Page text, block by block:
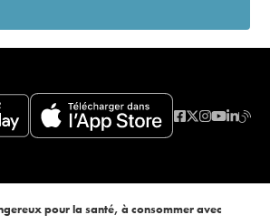
pour la santé, à consommer avec